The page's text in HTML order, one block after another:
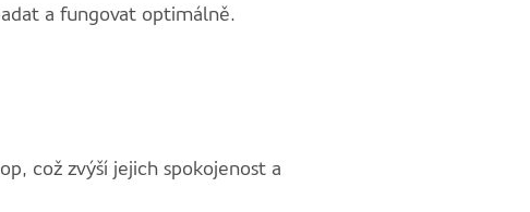
a fungovat optimálně.
což zvýší jejich spokojenost a